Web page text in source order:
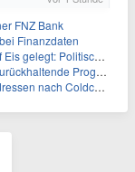
FNZ Bank
Finanzdaten
Krypto-Gesetzgebung bis September
Prognose
nach Coldcard-Panik